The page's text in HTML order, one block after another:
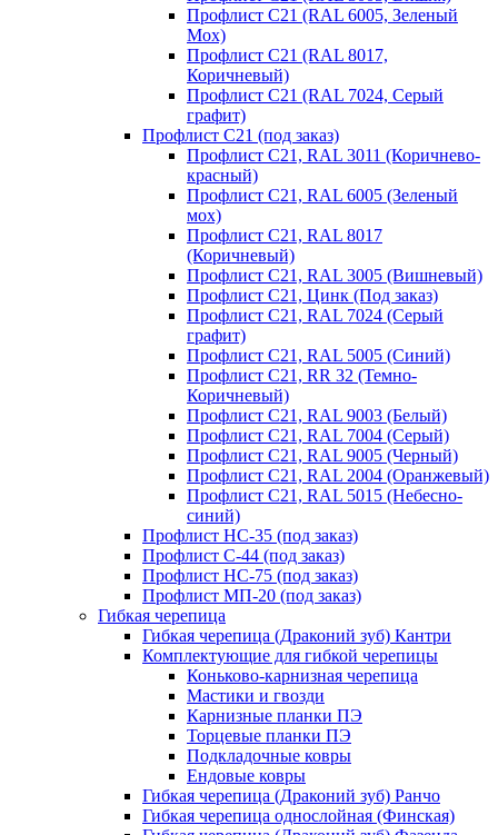
Профлист С21 (RAL 6005, Зеленый
Мох)
Профлист С21 (RAL 8017,
Коричневый)
Профлист С21 (RAL 7024, Серый
графит)
Профлист С21 (под заказ)
Профлист С21, RAL 3011 (Коричнево-
красный)
Профлист С21, RAL 6005 (Зеленый
мох)
Профлист С21, RAL 8017
(Коричневый)
Профлист С21, RAL 3005 (Вишневый)
Профлист С21, Цинк (Под заказ)
Профлист С21, RAL 7024 (Серый
графит)
Профлист С21, RAL 5005 (Синий)
Профлист С21, RR 32 (Темно-
Коричневый)
Профлист С21, RAL 9003 (Белый)
Профлист С21, RAL 7004 (Серый)
Профлист С21, RAL 9005 (Черный)
Профлист С21, RAL 2004 (Оранжевый)
Профлист С21, RAL 5015 (Небесно-
синий)
Профлист НС-35 (под заказ)
Профлист С-44 (под заказ)
Профлист НС-75 (под заказ)
Профлист МП-20 (под заказ)
Гибкая черепица
Гибкая черепица (Драконий зуб) Кантри
Комплектующие для гибкой черепицы
Коньково-карнизная черепица
Мастики и гвозди
Карнизные планки ПЭ
Торцевые планки ПЭ
Подкладочные ковры
Ендовые ковры
Гибкая черепица (Драконий зуб) Ранчо
Гибкая черепица однослойная (Финская)